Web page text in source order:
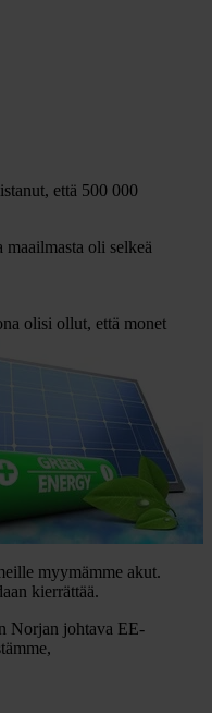
että 500 000
oli selkeä
olisi ollut, että monet
myymämme akut.
kierrättää.
Norjan johtava EE-